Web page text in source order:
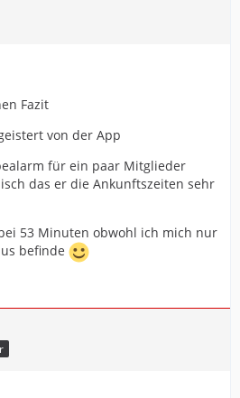
Fazit
von der App
für ein paar Mitglieder
das er die Ankunftszeiten sehr
53 Minuten obwohl ich mich nur
befinde